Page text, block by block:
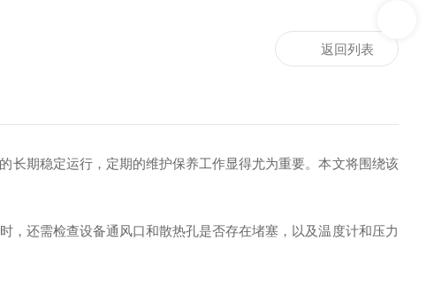
期稳定运行，定期的维护保养工作显得尤为重要。本文将围绕该
，还需检查设备通风口和散热孔是否存在堵塞，以及温度计和压力
返回列表